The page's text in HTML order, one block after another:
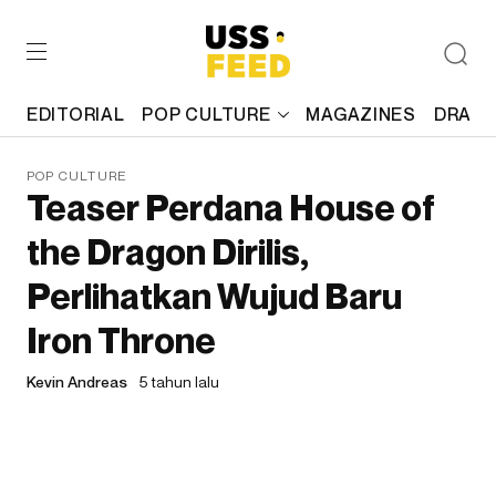
EDITORIAL POP CULTURE MAGAZINES
POP CULTURE
Teaser Perdana House of
the Dragon Dirilis,
Perlihatkan Wujud Baru
Iron Throne
Kevin Andreas 5 tahun lalu